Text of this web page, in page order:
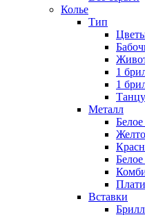
Колье
Тип
1
1
Металл
Белое
Вставки